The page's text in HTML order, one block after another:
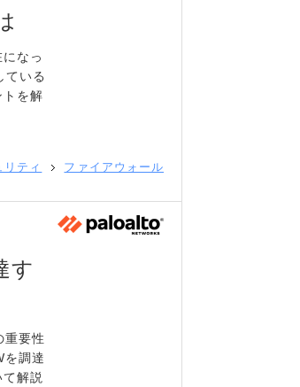
なっ
ている
を解
リティ ファイアウォール
す
重要性
を調達
解説